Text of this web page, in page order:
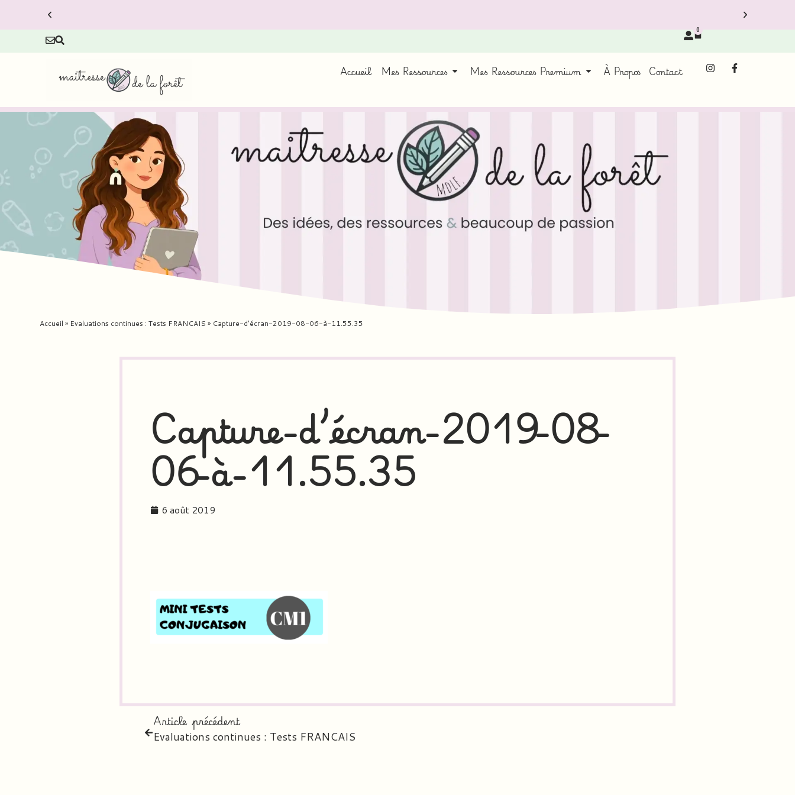
0
Accueil Mes Ressources Mes Ressources Premium À Propos Contact
Accueil » Evaluations continues : Tests FRANCAIS » Capture-d’écran-2019-08-06-à-11.55.35
Capture-d’écran-2019-08-
06-à-11.55.35
6 août 2019
Article précédent
Evaluations continues : Tests FRANCAIS